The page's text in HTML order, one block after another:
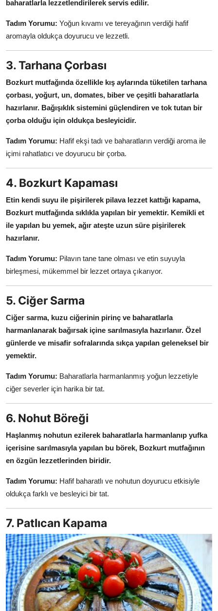
baharatlarla lezzetlendirilerek servis edilir.
Tadım Yorumu: Yoğun kıvamı ve tereyağının verdiği hafif
aromayla oldukça doyurucu ve lezzetli.
3. Tarhana Çorbası
Bozkurt mutfağında özellikle kış aylarında tüketilen tarhana
çorbası, yoğurt, un, domates, biber ve çeşitli baharatlarla
hazırlanır. Bağışıklık sistemini güçlendiren ve tok tutan bir
çorba olduğu için oldukça besleyicidir.
Tadım Yorumu: Hafif ekşi tadı ve baharatların verdiği aroma ile
içimi rahatlatıcı ve doyurucu bir çorba.
4. Bozkurt Kapaması
Etin kendi suyu ile pişirilerek pilava lezzet kattığı kapama,
Bozkurt mutfağında sıklıkla yapılan bir yemektir. Kemikli et
ile yapılan bu yemek, ağır ateşte uzun süre pişirilerek
hazırlanır.
Tadım Yorumu: Pilavın tane tane olması ve etin suyuyla
birleşmesi, mükemmel bir lezzet ortaya çıkarıyor.
5. Ciğer Sarma
Ciğer sarma, kuzu ciğerinin pirinç ve baharatlarla
harmanlanarak bağırsak içine sarılmasıyla hazırlanır. Özel
günlerde ve misafir sofralarında sıkça yapılan geleneksel bir
yemektir.
Tadım Yorumu: Baharatlarla harmanlanmış yoğun lezzetiyle
ciğer severler için harika bir tat.
6. Nohut Böreği
Haşlanmış nohutun ezilerek baharatlarla harmanlanıp yufka
içerisine sarılmasıyla yapılan bu börek, Bozkurt mutfağının
en özgün lezzetlerinden biridir.
Tadım Yorumu: Hafif baharatlı ve nohutun doyurucu etkisiyle
oldukça farklı ve besleyici bir tat.
7. Patlıcan Kapama